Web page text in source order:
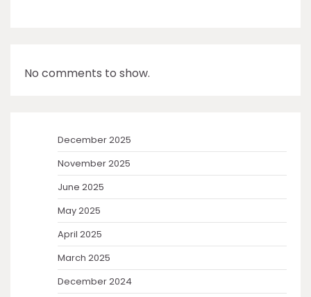
No comments to show.
December 2025
November 2025
June 2025
May 2025
April 2025
March 2025
December 2024